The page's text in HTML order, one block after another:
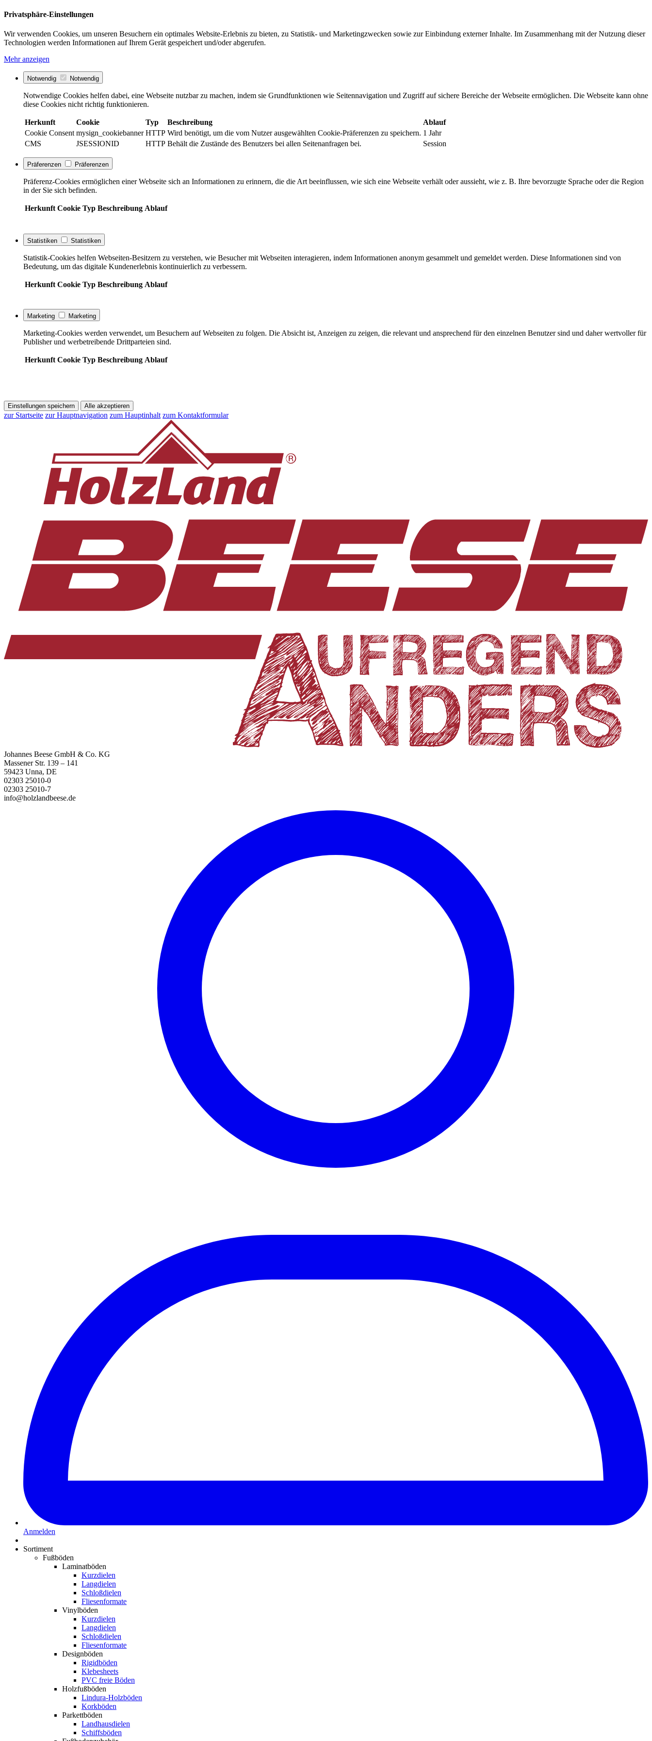
Privatsphäre-Einstellungen
Wir verwenden Cookies, um unseren Besuchern ein optimales Website-Erlebnis zu bieten, zu Statistik- und Marketingzwecken sowie zur Einbindung externer Inhalte. Im Zusammenhang mit der Nutzung dieser
Technologien werden Informationen auf Ihrem Gerät gespeichert und/oder abgerufen.
Mehr anzeigen
Notwendig Notwendig
Notwendige Cookies helfen dabei, eine Webseite nutzbar zu machen, indem sie Grundfunktionen wie Seitennavigation und Zugriff auf sichere Bereiche der Webseite ermöglichen. Die Webseite kann ohne
diese Cookies nicht richtig funktionieren.
Herkunft Cookie Typ Beschreibung
Ablauf
Cookie Consent mysign_cookiebanner HTTP Wird benötigt, um die vom Nutzer ausgewählten Cookie-Präferenzen zu speichern. 1 Jahr
CMS
JSESSIONID HTTP Behält die Zustände des Benutzers bei allen Seitenanfragen bei. Session
Präferenzen Präferenzen
Präferenz-Cookies ermöglichen einer Webseite sich an Informationen zu erinnern, die die Art beeinflussen, wie sich eine Webseite verhält oder aussieht, wie z. B. Ihre bevorzugte Sprache oder die Region
in der Sie sich befinden.
Herkunft Cookie Typ Beschreibung Ablauf
Statistiken Statistiken
Statistik-Cookies helfen Webseiten-Besitzern zu verstehen, wie Besucher mit Webseiten interagieren, indem Informationen anonym gesammelt und gemeldet werden. Diese Informationen sind von
Bedeutung, um das digitale Kundenerlebnis kontinuierlich zu verbessern.
Herkunft Cookie Typ Beschreibung Ablauf
Marketing Marketing
Marketing-Cookies werden verwendet, um Besuchern auf Webseiten zu folgen. Die Absicht ist, Anzeigen zu zeigen, die relevant und ansprechend für den einzelnen Benutzer sind und daher wertvoller für
Publisher und werbetreibende Drittparteien sind.
Herkunft Cookie Typ Beschreibung Ablauf
Einstellungen speichern Alle akzeptieren
zur Startseite zur Hauptnavigation zum Hauptinhalt zum Kontaktformular
Johannes Beese GmbH & Co. KG
Massener Str. 139 – 141
59423 Unna, DE
02303 25010-0
02303 25010-7
info@holzlandbeese.de
Anmelden
Sortiment
Fußböden
Laminatböden
Kurzdielen
Langdielen
Schloßdielen
Fliesenformate
Vinylböden
Kurzdielen
Langdielen
Schloßdielen
Fliesenformate
Designböden
Rigidböden
Klebesheets
PVC freie Böden
Holzfußböden
Lindura-Holzböden
Korkböden
Parkettböden
Landhausdielen
Schiffsböden